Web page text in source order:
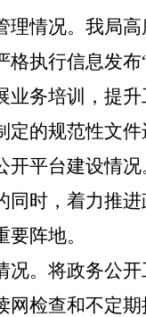
理情况。我局
格执行信息发
业务培训，提
的规范性文件
开平台建设情
同时，着力推
阵地。
况。将政务公
网检查和不定